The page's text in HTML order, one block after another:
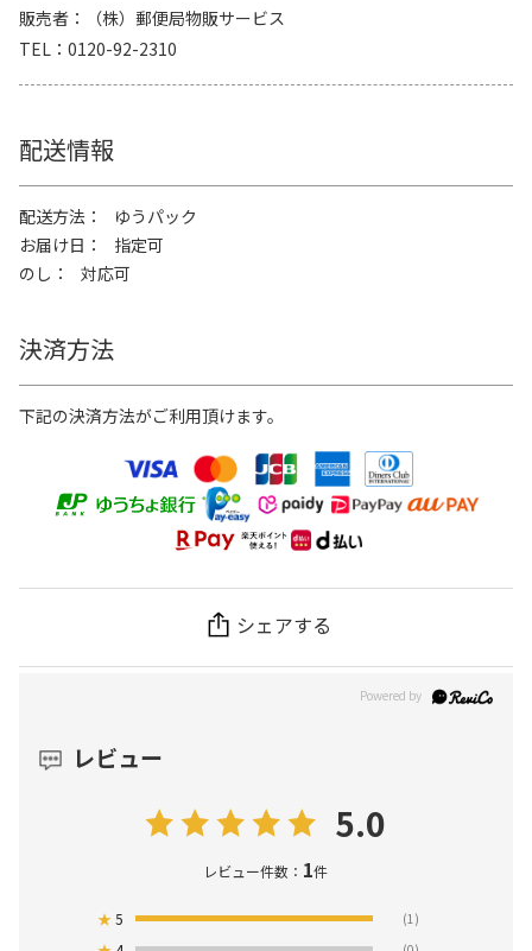
販売者
（株）郵便局物販サービス
TEL
0120-92-2310
配送情報
配送方法
ゆうパック
お届け日
指定可
のし
対応可
決済方法
下記の決済方法がご利用頂けます。
シェアする
レビュー
5.0
レビュー件数： 1件
★5 (1)